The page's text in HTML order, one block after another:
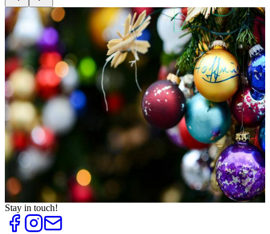
Top10
Basteln und DIY
Top10
Buchhandlungen
Top
Einkaufscenter
Top10
Flohmärkte und Trödelmärkte
Top10
Individuell Einrichten
Top10
Interior Design
Top10
Osterdeko
Top10
Plattenläden
Top10
Weihnachtsdeko
Stay in touch!